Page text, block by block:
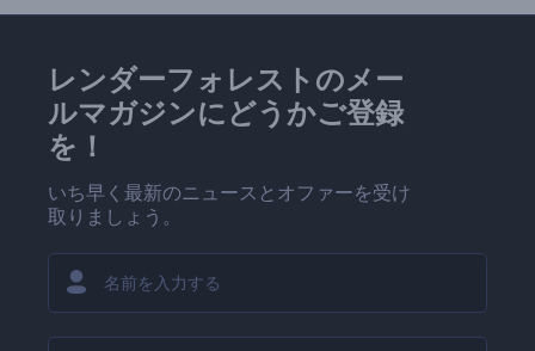
レンダーフォレストのメー
ルマガジンにどうかご登録
を！
いち早く最新のニュースとオファーを受け
取りましょう。